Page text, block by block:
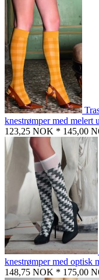
knestrømper med melert
123,25 NOK * 145,00
knestrømper med optisk
148,75 NOK * 175,00